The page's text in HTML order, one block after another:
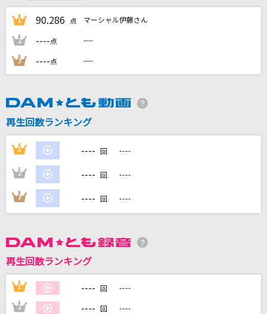
赤い糸
逆光のフリューゲル
ツヴァイウィング(風鳴翼(CV:水樹奈々)/天羽奏(CV:高山みなみ))
[オリカラ]地上の星
中島みゆき
DAMに会員登録・ログインして
1 90.286 点 マーシャル伊藤さん
2 ----点 ----
3 ----点 ----
再生回数ランキング
1 ---- 回 ----
2 ---- 回 ----
3 ---- 回 ----
再生回数ランキング
1 ---- 回 ----
2 ---- 回 ----